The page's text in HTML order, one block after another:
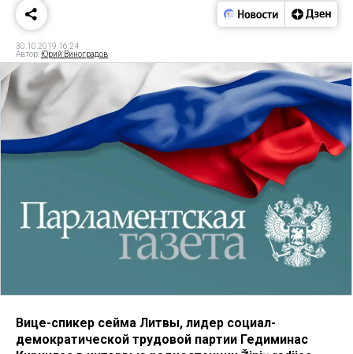
30.10.2019 16:24
Автор: Юрий Виноградов
Вице-спикер сейма Литвы, лидер социал-
демократической трудовой партии Гедиминас